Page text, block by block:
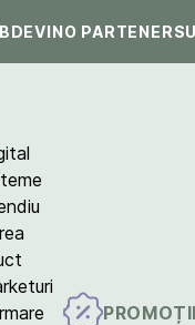
DEVINO PARTENER
PROMOȚII